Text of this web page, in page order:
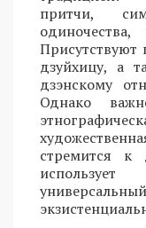
притчи,
Присутствуют
дзуйхицу, а
дзэнскому
Однако
стремится к